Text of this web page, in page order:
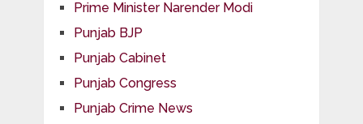
Prime Minister Narender Modi
Punjab BJP
Punjab Cabinet
Punjab Congress
Punjab Crime News